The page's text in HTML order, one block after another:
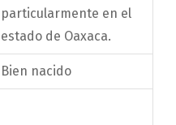
particularmente en el
estado de Oaxaca.
Bien nacido